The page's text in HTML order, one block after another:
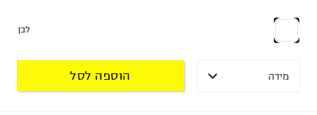
לבן
מידה הוספה לסל